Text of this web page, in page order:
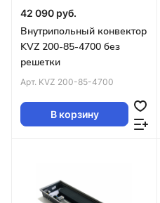
42 090 руб.
Внутрипольный конвектор
KVZ 200-85-4700 без
решетки
Арт. KVZ 200-85-4700
В корзину